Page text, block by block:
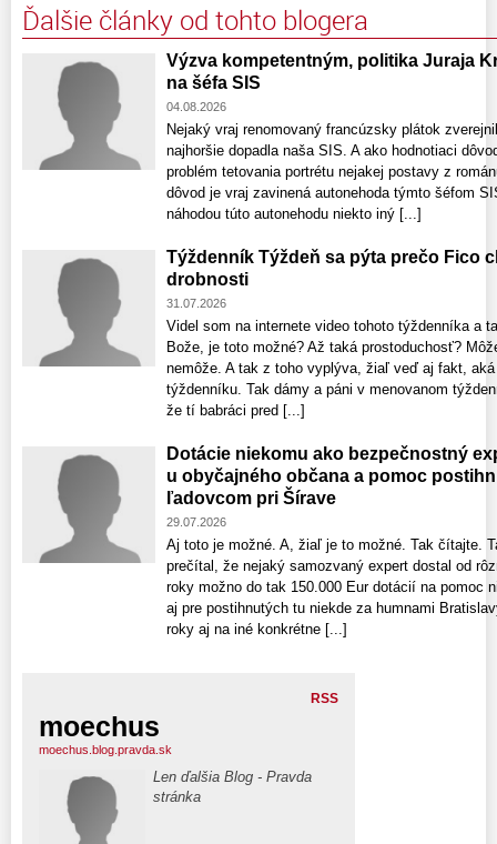
Ďalšie články od tohto blogera
Výzva kompetentným, politika Juraja
na šéfa SIS
04.08.2026
Nejaký vraj renomovaný francúzsky plátok
najhoršie dopadla naša SIS. A ako hodnotiaci
problém tetovania portrétu nejakej postavy z
dôvod je vraj zavinená autonehoda týmto šéfom
náhodou túto autonehodu niekto iný [...]
Týždenník Týždeň sa pýta prečo Fico
drobnosti
31.07.2026
Videl som na internete video tohoto týždenníka a
Bože, je toto možné? Až taká prostoduchosť?
nemôže. A tak z toho vyplýva, žiaľ veď aj fakt,
týždenníku. Tak dámy a páni v menovanom
že tí babráci pred [...]
Dotácie niekomu ako bezpečnostný
u obyčajného občana a pomoc
ľadovcom pri Šírave
29.07.2026
Aj toto je možné. A, žiaľ je to možné. Tak čítajte.
prečítal, že nejaký samozvaný expert dostal od
roky možno do tak 150.000 Eur dotácií na pomoc
aj pre postihnutých tu niekde za humnami
roky aj na iné konkrétne [...]
RSS
moechus
moechus.blog.pravda.sk
Len ďalšia Blog - Pravda
stránka